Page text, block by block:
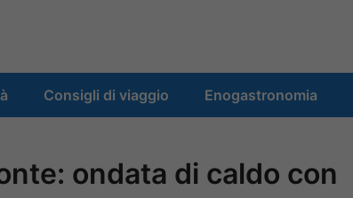
Consigli di viaggio Enogastronomia
ondata di caldo con